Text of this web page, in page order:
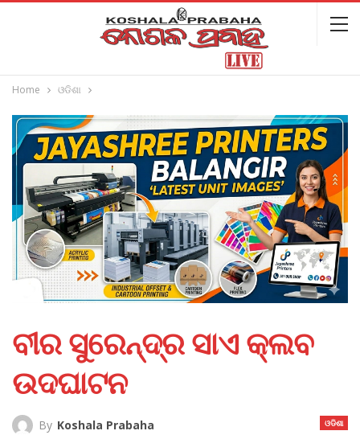
Home ଓଡିଶା
ବୀର ସୁରେନ୍ଦ୍ର ସାଏ କ୍ଲବ
ଉଦଘାଟନ
ଓଡିଶା
By Koshala Prabaha